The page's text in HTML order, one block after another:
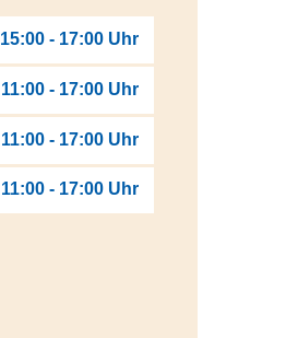
15:00 - 17:00 Uhr
11:00 - 17:00 Uhr
11:00 - 17:00 Uhr
11:00 - 17:00 Uhr